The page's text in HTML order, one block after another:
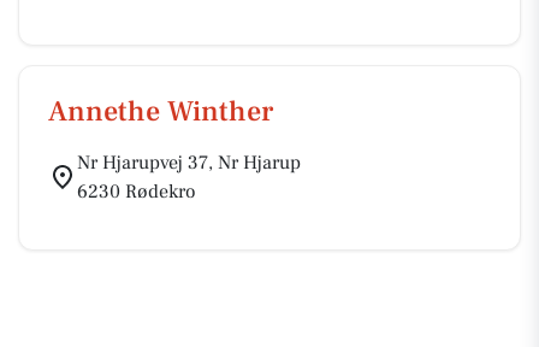
Annethe Winther
Nr Hjarupvej 37, Nr Hjarup
6230 Rødekro